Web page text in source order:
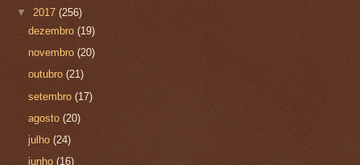
▼ 2017 (256)
dezembro(19)
novembro(20)
outubro(21)
setembro(17)
agosto(20)
julho(24)
junho(16)